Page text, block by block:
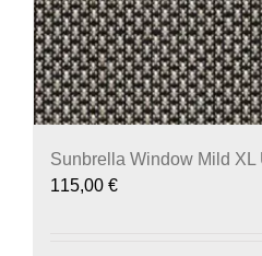
Sunbrella Window Mild XL
115,00 €